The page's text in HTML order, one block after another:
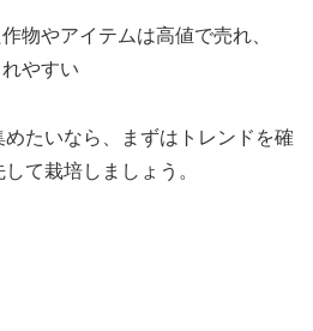
物やアイテムは高値で売れ、
やすい
たいなら、まずはトレンドを確
て栽培しましょう。